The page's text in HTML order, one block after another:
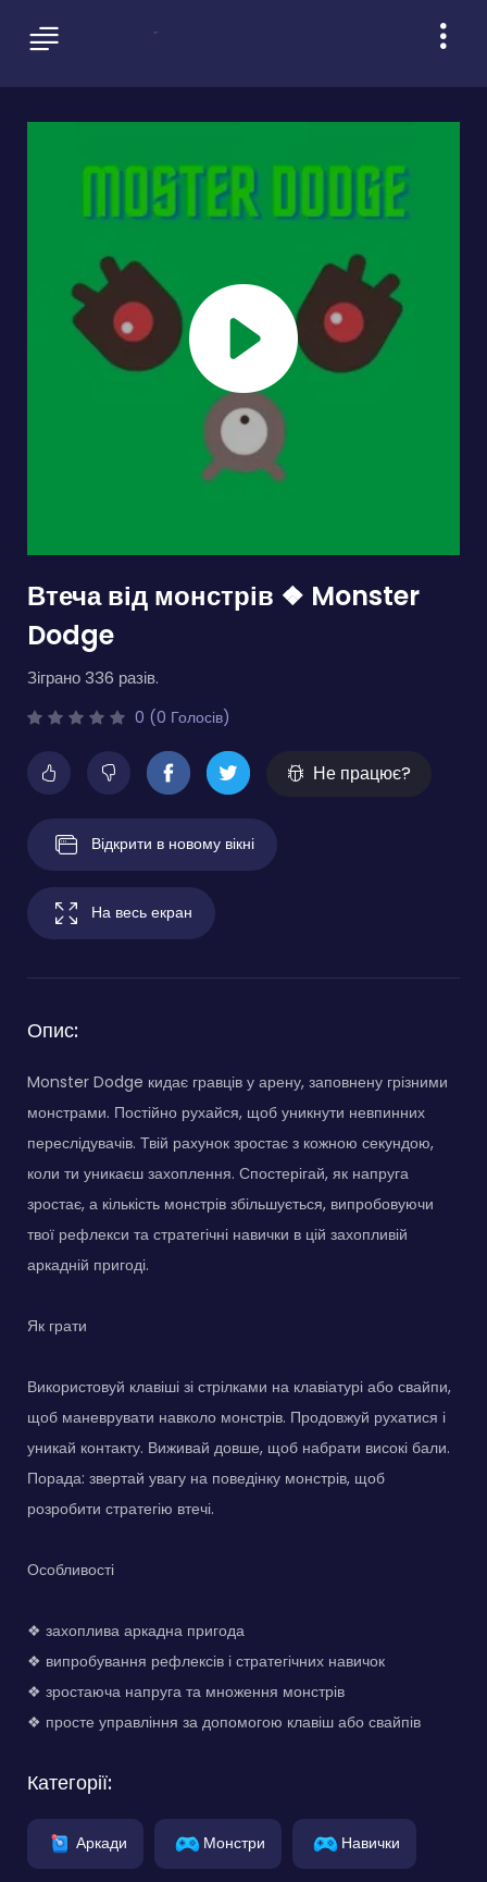
Втеча від монстрів ❖ Monster
Dodge
Зіграно 336 разів.
0 (0 Голосів)
Не працює?
Відкрити в новому вікні
На весь екран
Опис:
Monster Dodge кидає гравців у арену, заповнену грізними
монстрами. Постійно рухайся, щоб уникнути невпинних
переслідувачів. Твій рахунок зростає з кожною секундою,
коли ти уникаєш захоплення. Спостерігай, як напруга
зростає, а кількість монстрів збільшується, випробовуючи
твої рефлекси та стратегічні навички в цій захопливій
аркадній пригоді.
Як грати
Використовуй клавіші зі стрілками на клавіатурі або свайпи,
щоб маневрувати навколо монстрів. Продовжуй рухатися і
уникай контакту. Виживай довше, щоб набрати високі бали.
Порада: звертай увагу на поведінку монстрів, щоб
розробити стратегію втечі.
Особливості
❖ захоплива аркадна пригода
❖ випробування рефлексів і стратегічних навичок
❖ зростаюча напруга та множення монстрів
❖ просте управління за допомогою клавіш або свайпів
Категорії:
Аркади Монстри Навички